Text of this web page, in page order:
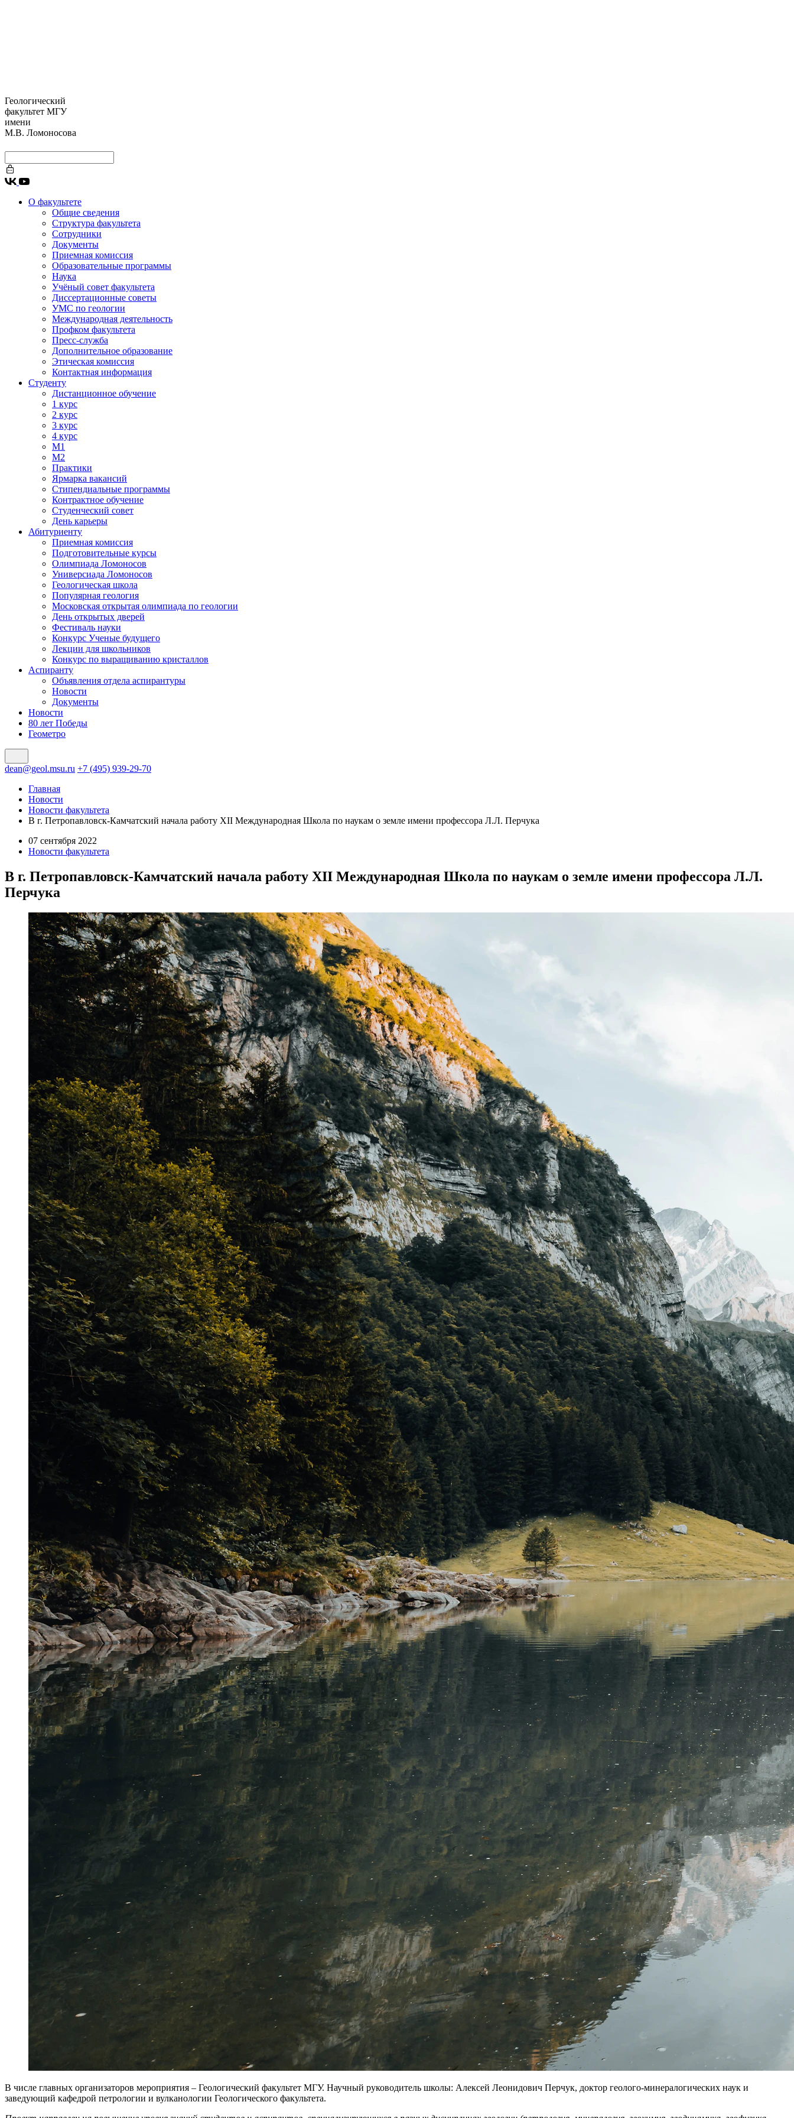
Геологический
факультет МГУ
имени
М.В. Ломоносова
О факультете
Общие сведения
Структура факультета
Сотрудники
Документы
Приемная комиссия
Образовательные программы
Наука
Учёный совет факультета
Диссертационные советы
УМС по геологии
Международная деятельность
Профком факультета
Пресс-служба
Дополнительное образование
Этическая комиссия
Контактная информация
Студенту
Дистанционное обучение
1 курс
2 курс
3 курс
4 курс
М1
М2
Практики
Ярмарка вакансий
Стипендиальные программы
Контрактное обучение
Студенческий совет
День карьеры
Абитуриенту
Приемная комиссия
Подготовительные курсы
Олимпиада Ломоносов
Универсиада Ломоносов
Геологическая школа
Популярная геология
Московская открытая олимпиада по геологии
День открытых дверей
Фестиваль науки
Конкурс Ученые будущего
Лекции для школьников
Конкурс по выращиванию кристаллов
Аспиранту
Объявления отдела аспирантуры
Новости
Документы
Новости
80 лет Победы
Геометро
dean@geol.msu.ru +7 (495) 939-29-70
Главная
Новости
Новости факультета
В г. Петропавловск-Камчатский начала работу XII Международная Школа по наукам о земле имени профессора Л.Л. Перчука
07 сентября 2022
Новости факультета
В г. Петропавловск-Камчатский начала работу XII Международная Школа по наукам о земле имени профессора Л.Л.
Перчука
В числе главных организаторов мероприятия – Геологический факультет МГУ. Научный руководитель школы: Алексей Леонидович Перчук, доктор геолого-минералогических наук и
заведующий кафедрой петрологии и вулканологии Геологического факультета.